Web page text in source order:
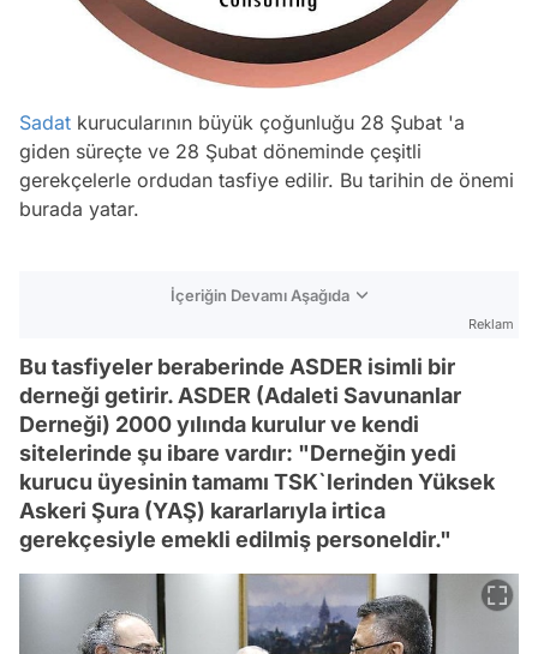
Sadat kurucularının büyük çoğunluğu 28 Şubat 'a
giden süreçte ve 28 Şubat döneminde çeşitli
gerekçelerle ordudan tasfiye edilir. Bu tarihin de önemi
burada yatar.
İçeriğin Devamı Aşağıda
Reklam
Bu tasfiyeler beraberinde ASDER isimli bir
derneği getirir. ASDER (Adaleti Savunanlar
Derneği) 2000 yılında kurulur ve kendi
sitelerinde şu ibare vardır: "Derneğin yedi
kurucu üyesinin tamamı TSK`lerinden Yüksek
Askeri Şura (YAŞ) kararlarıyla irtica
gerekçesiyle emekli edilmiş personeldir."